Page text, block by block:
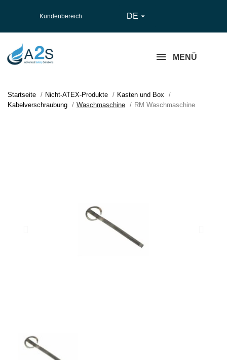
Kundenbereich DE 
MENÜ
Startseite Nicht-ATEX-Produkte
Kasten und Box
Kabelverschraubung
Waschmaschine RM Waschmaschine